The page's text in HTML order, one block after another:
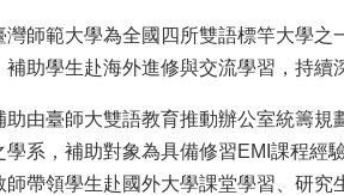
灣師範大學為全國四所雙語標竿大學之
補助學生赴海外進修與交流學習，持續
助由臺師大雙語教育推動辦公室統籌規
學系，補助對象為具備修習EMI課程經
師帶領學生赴國外大學課堂學習、研究